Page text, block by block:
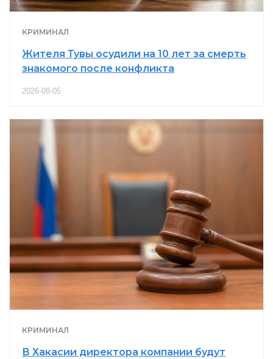
КРИМИНАЛ
Жителя Тувы осудили на 10 лет за смерть
знакомого после конфликта
2026-08-05
КРИМИНАЛ
В Хакасии директора компании будут